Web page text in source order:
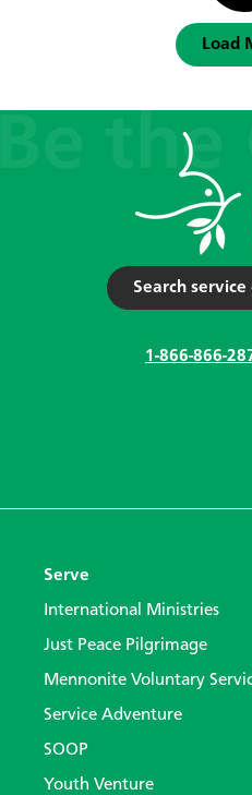
Load
Search
1-866-866-
Serve
International Ministries
Just Peace Pilgrimage
Mennonite Voluntary
Service Adventure
SOOP
Youth Venture